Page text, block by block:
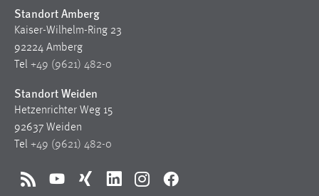
Standort Amberg
Kaiser-Wilhelm-Ring 23
92224 Amberg
Tel +49 (9621) 482-0
Standort Weiden
Hetzenrichter Weg 15
92637 Weiden
Tel +49 (9621) 482-0
RSS YouTubeXing LinkedInInstagramFacebook